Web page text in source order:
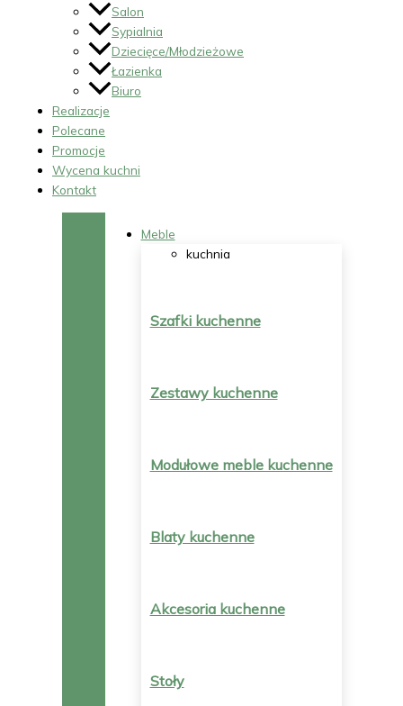
Salon
Sypialnia
Dziecięce/Młodzieżowe
Łazienka
Biuro
Realizacje
Polecane
Promocje
Wycena kuchni
Kontakt
Meble
kuchnia
Szafki kuchenne
Zestawy kuchenne
Modułowe meble kuchenne
Blaty kuchenne
Akcesoria kuchenne
Stoły